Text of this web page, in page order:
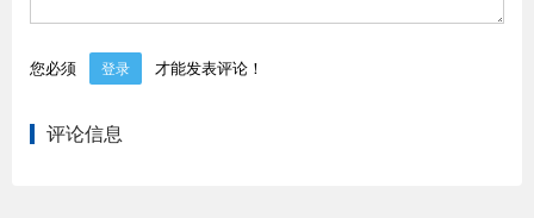
您必须 登录 才能发表评论！
评论信息